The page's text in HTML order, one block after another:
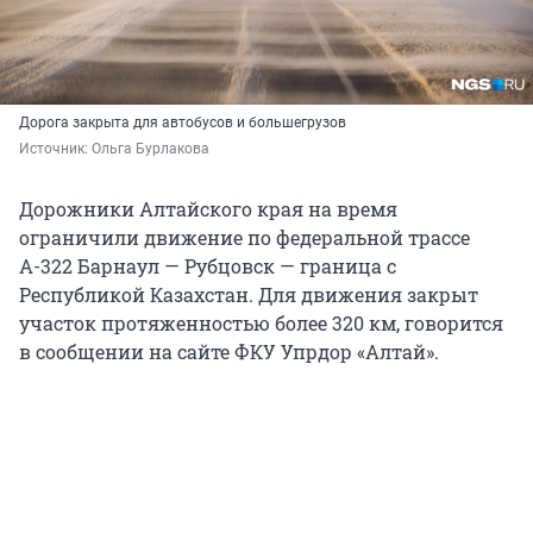
Дорога закрыта для автобусов и большегрузов
Источник: Ольга Бурлакова
Дорожники Алтайского края на время
ограничили движение по федеральной трассе
А-322 Барнаул — Рубцовск — граница с
Республикой Казахстан. Для движения закрыт
участок протяженностью более 320 км, говорится
в сообщении на сайте ФКУ Упрдор «Алтай».